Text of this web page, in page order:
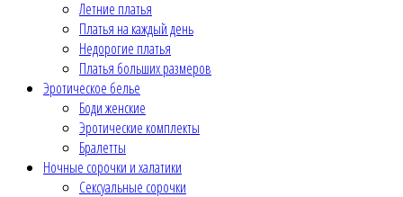
Летние платья
Платья на каждый день
Недорогие платья
Платья больших размеров
Эротическое белье
Боди женские
Эротические комплекты
Бралетты
Ночные сорочки и халатики
Сексуальные сорочки